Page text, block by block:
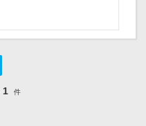
1 件